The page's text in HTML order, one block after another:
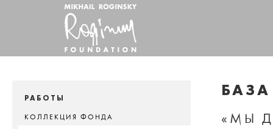
РАБОТЫ
КОЛЛЕКЦИЯ ФОНДА
«МЫ